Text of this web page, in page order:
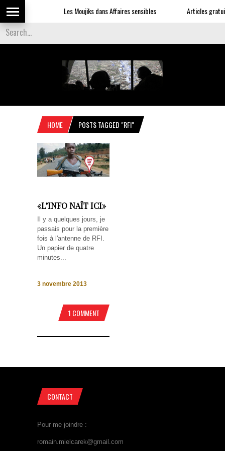
Les Moujiks dans Affaires sensibles Articles
HOME POSTS TAGGED "RFI"
«L’INFO NAÎT ICI»
Il y a quelques jours, je
passais pour la première
fois à l'antenne de RFI.
Un papier de quatre
minutes...
3 novembre 2013
1 COMMENT
CONTACT
Pour me joindre :
romain.mielcarek@gmail.com